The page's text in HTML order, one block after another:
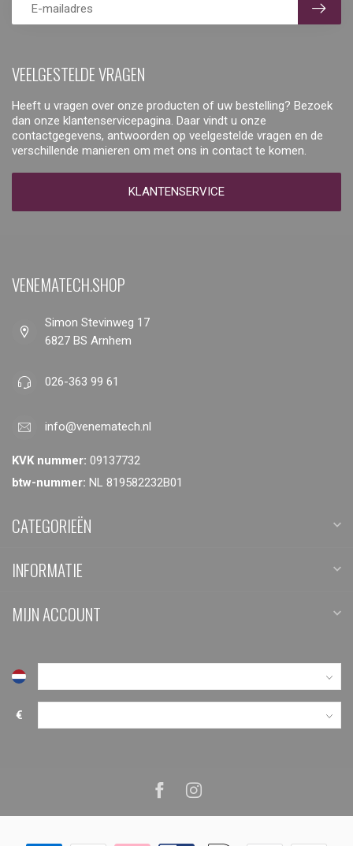
VEELGESTELDE VRAGEN
Heeft u vragen over onze producten of uw bestelling? Bezoek
dan onze klantenservicepagina. Daar vindt u onze
contactgegevens, antwoorden op veelgestelde vragen en de
verschillende manieren om met ons in contact te komen.
KLANTENSERVICE
VENEMATECH.SHOP
Simon Stevinweg 17
6827 BS Arnhem
026-363 99 61
info@venematech.nl
KVK nummer: 09137732
btw-nummer: NL 819582232B01
CATEGORIEËN
INFORMATIE
MIJN ACCOUNT
€